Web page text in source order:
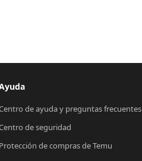
de ayuda y preguntas frecuentes
de seguridad
Protección de compras de Temu